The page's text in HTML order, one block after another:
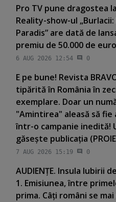
Pro TV pune dragostea
Reality-show-ul „Burlacii:
Paradis” are dată de
premiu de 50.000 de euro
6 AUG 2026 12:54 0
E pe bune! Revista
tipărită în România în
exemplare. Doar un
"Amintirea" aleasă să fie
într-o campanie inedită!
găseşte publicaţia
7 AUG 2026 15:19 0
AUDIENŢE. Insula Iubirii
1. Emisiunea, între
prima. Câţi români se